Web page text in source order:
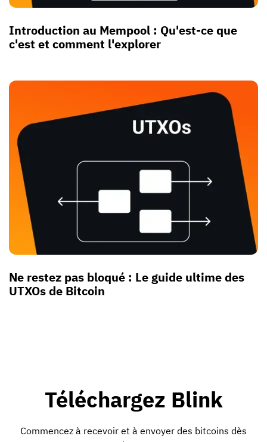
Introduction au Mempool : Qu'est-ce que
c'est et comment l'explorer
Ne restez pas bloqué : Le guide ultime des
UTXOs de Bitcoin
Téléchargez Blink
Commencez à recevoir et à envoyer des bitcoins dès